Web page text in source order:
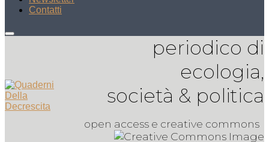
Contatti
periodico di
ecologia,
società & politica
open access e creative commons